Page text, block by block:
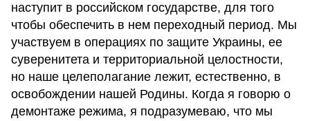
наступит в российском государстве, для того
чтобы обеспечить в нем переходный период. Мы
участвуем в операциях по защите Украины, ее
суверенитета и территориальной целостности,
но наше целеполагание лежит, естественно, в
освобождении нашей Родины. Когда я говорю о
демонтаже режима, я подразумеваю, что мы